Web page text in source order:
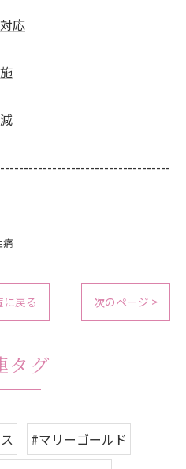
応
痛
に戻る 次のページ >
タグ
#マリーゴールド